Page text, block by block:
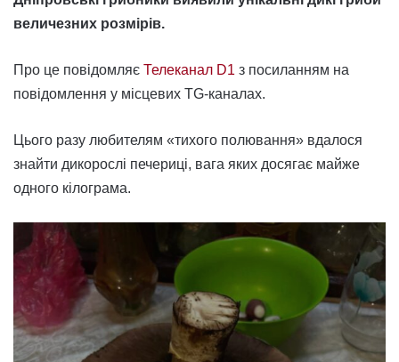
величезних розмірів.
Про це повідомляє Телеканал D1 з посиланням на
повідомлення у місцевих TG-каналах.
Цього разу любителям «тихого полювання» вдалося
знайти дикорослі печериці, вага яких досягає майже
одного кілограма.